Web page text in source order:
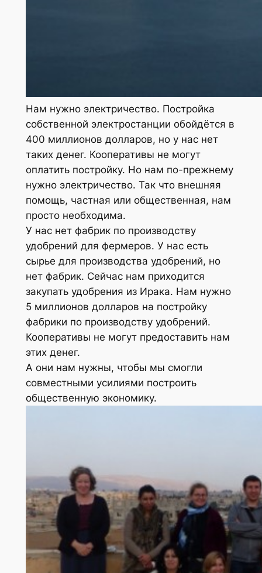
Нам нужно электричество. Постройка
собственной электростанции обойдётся в
400 миллионов долларов, но у нас нет
таких денег. Кооперативы не могут
оплатить постройку. Но нам по-прежнему
нужно электричество. Так что внешняя
помощь, частная или общественная, нам
просто необходима.
У нас нет фабрик по производству
удобрений для фермеров. У нас есть
сырье для производства удобрений, но
нет фабрик. Сейчас нам приходится
закупать удобрения из Ирака. Нам нужно
5 миллионов долларов на постройку
фабрики по производству удобрений.
Кооперативы не могут предоставить нам
этих денег.
А они нам нужны, чтобы мы смогли
совместными усилиями построить
общественную экономику.